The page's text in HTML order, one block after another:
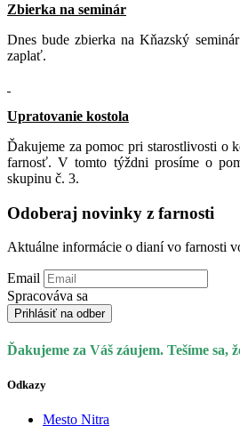
Zbierka na seminár
Dnes bude zbierka na Kňazský
zaplať.
Upratovanie kostola
Ďakujeme za pomoc pri starostlivosti o
farnosť. V tomto týždni prosíme o
skupinu č. 3.
Odoberaj novinky z farnosti
Aktuálne informácie o dianí vo farnosti
Email
Spracováva sa
Prihlásiť na odber
Ďakujeme za Váš záujem. Tešíme sa,
Odkazy
Mesto Nitra